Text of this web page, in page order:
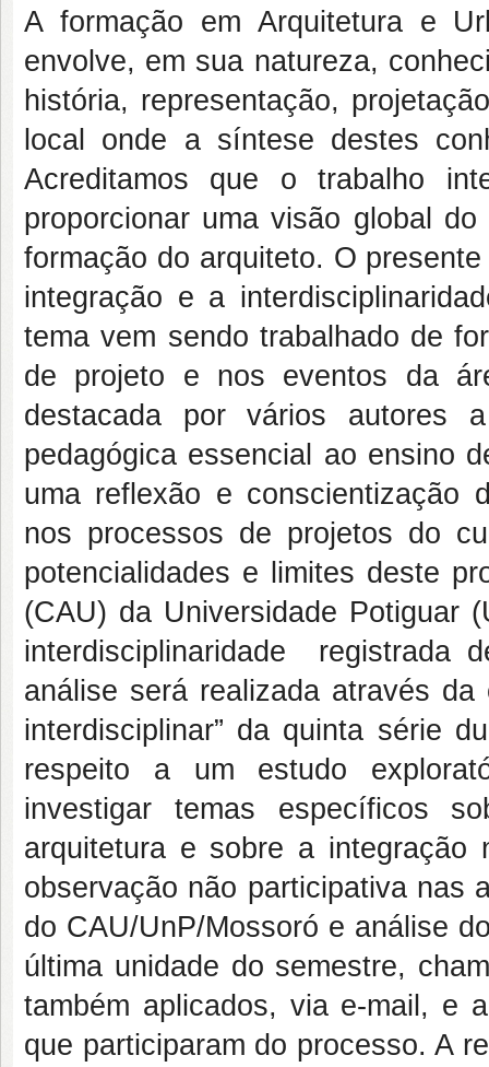
A formação em Arquitetura e
envolve, em sua natureza,
história, representação,
local onde a síntese destes
Acreditamos que o trabalho
proporcionar uma visão global
formação do arquiteto. O
integração e a
tema vem sendo trabalhado de
de projeto e nos eventos da
destacada por vários autores
pedagógica essencial ao ensino
uma reflexão e conscientização
nos processos de projetos do
potencialidades e limites deste
(CAU) da Universidade Potiguar
interdisciplinaridade registrada
análise será realizada através da
interdisciplinar” da quinta série
respeito a um estudo
investigar temas específicos
arquitetura e sobre a integração
observação não participativa nas
do CAU/UnP/Mossoró e análise
última unidade do semestre,
também aplicados, via e-mail, e
que participaram do processo. A